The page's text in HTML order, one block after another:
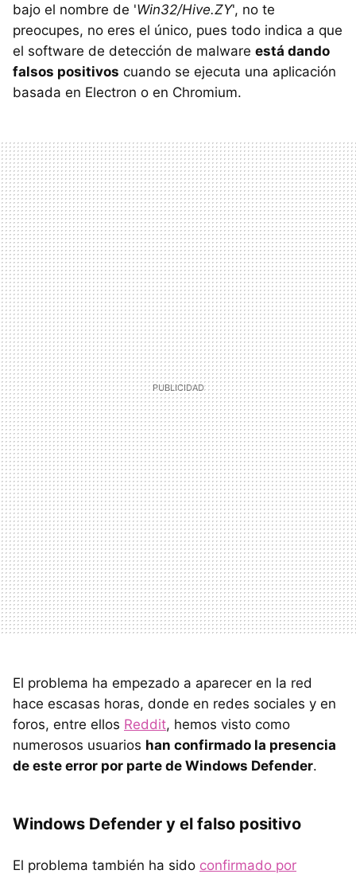
bajo el nombre de 'Win32/Hive.ZY', no te
preocupes, no eres el único, pues todo indica a que
el software de detección de malware está dando
falsos positivos cuando se ejecuta una aplicación
basada en Electron o en Chromium.
El problema ha empezado a aparecer en la red
hace escasas horas, donde en redes sociales y en
foros, entre ellos Reddit, hemos visto como
numerosos usuarios han confirmado la presencia
de este error por parte de Windows Defender.
Windows Defender y el falso positivo
El problema también ha sido confirmado por